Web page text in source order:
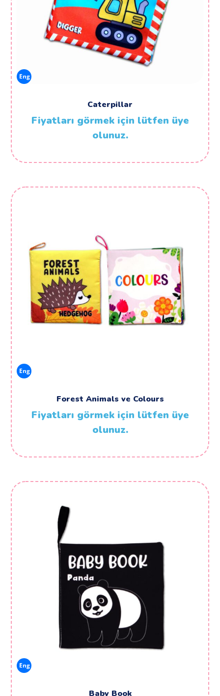
Eng
Caterpillar
Fiyatları görmek için lütfen üye
olunuz.
Eng
Forest Animals ve Colours
Fiyatları görmek için lütfen üye
olunuz.
Eng
Baby Book